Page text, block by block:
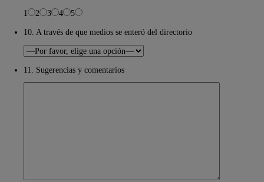
1
2 3 4
5
10. A través de que medios se enteró del directorio
11. Sugerencias y comentarios